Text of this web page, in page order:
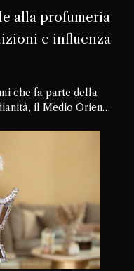
alla profumeria
e influenza
che fa parte della
il Medio Oriente
Approfondiamo le
nella vita
è così
L'approccio
nel Capitolo 2.